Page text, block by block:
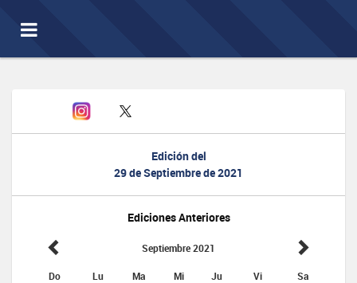
Toggle
navigation
Edición del
29 de Septiembre de 2021
Ediciones Anteriores
Septiembre 2021
Do Lu Ma Mi Ju Vi Sa